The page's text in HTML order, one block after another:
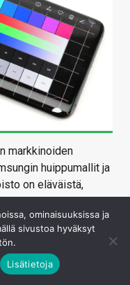
markkinoiden
huippumallit ja
on eläväistä,
yllä aivan
näytön
AMOLED-tekniikalle
pinnan voi erottaa
heijastuessa
ominaisuuksissa ja
sivustoa hyväksyt
Lisätietoja